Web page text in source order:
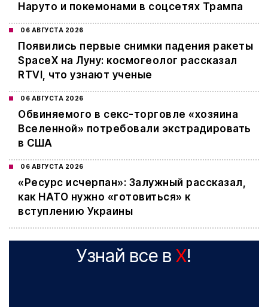
Наруто и покемонами в соцсетях Трампа
06 АВГУСТА 2026
Появились первые снимки падения ракеты
SpaceX на Луну: космогеолог рассказал
RTVI, что узнают ученые
06 АВГУСТА 2026
Обвиняемого в секс-торговле «хозяина
Вселенной» потребовали экстрадировать
в США
06 АВГУСТА 2026
«Ресурс исчерпан»: Залужный рассказал,
как НАТО нужно «готовиться» к
вступлению Украины
Узнай все в X!